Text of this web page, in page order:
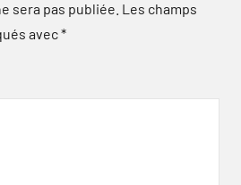
sera pas publiée. Les champs
avec*